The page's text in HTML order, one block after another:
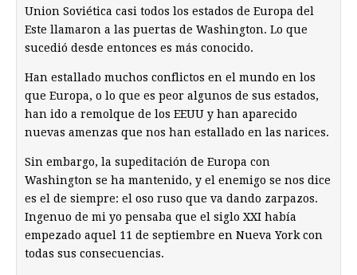
Union Soviética casi todos los estados de Europa del
Este llamaron a las puertas de Washington. Lo que
sucedió desde entonces es más conocido.
Han estallado muchos conflictos en el mundo en los
que Europa, o lo que es peor algunos de sus estados,
han ido a remolque de los EEUU y han aparecido
nuevas amenzas que nos han estallado en las narices.
Sin embargo, la supeditación de Europa con
Washington se ha mantenido, y el enemigo se nos dice
es el de siempre: el oso ruso que va dando zarpazos.
Ingenuo de mi yo pensaba que el siglo XXI había
empezado aquel 11 de septiembre en Nueva York con
todas sus consecuencias.